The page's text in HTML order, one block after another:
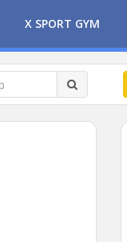
X SPORT GYM